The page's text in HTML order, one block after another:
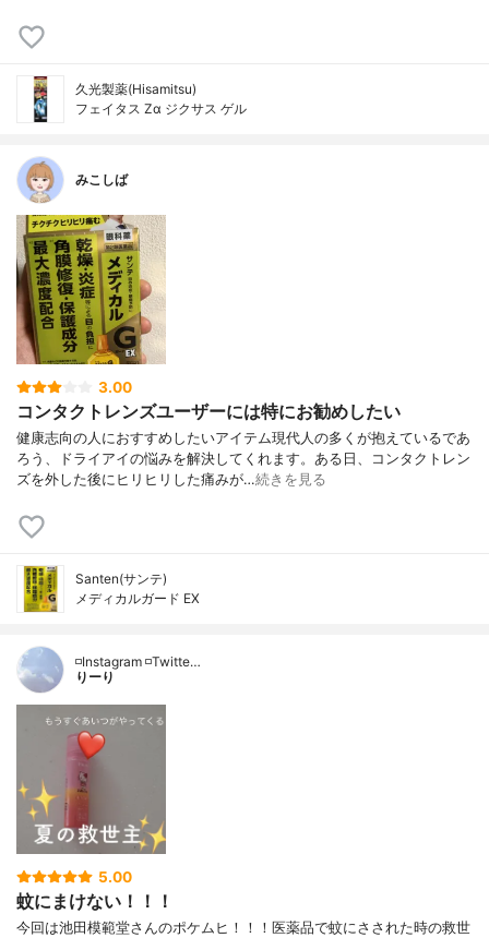
久光製薬(Hisamitsu)
フェイタス Zα ジクサス ゲル
みこしば
3.00
コンタクトレンズユーザーには特にお勧めしたい
健康志向の人におすすめしたいアイテム現代人の多くが抱えているであ
ろう、ドライアイの悩みを解決してくれます。ある日、コンタクトレン
ズを外した後にヒリヒリした痛みが…続きを見る
Santen(サンテ)
メディカルガード EX
◽️Instagram ◽️Twitte…
りーり
5.00
蚊にまけない！！！
今回は池田模範堂さんのポケムヒ！！！医薬品で蚊にさされた時の救世